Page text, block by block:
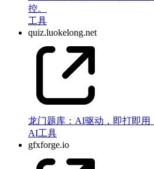
控。
工具
quiz.luokelong.net
龙门题库：AI驱动，即打即用
AI工具
gfxforge.io